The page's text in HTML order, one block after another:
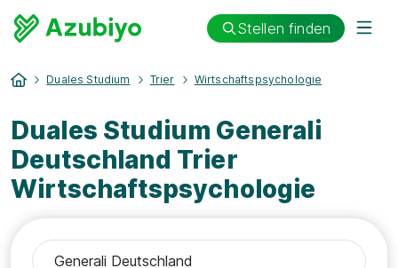
Stellen finden
Duales Studium Trier Wirtschaftspsychologie
Duales Studium Generali
Deutschland Trier
Wirtschaftspsychologie